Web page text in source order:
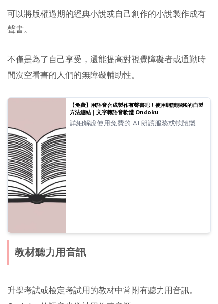
可以將版權過期的經典小說或自己創作的小說製作成有
聲書。
不僅是為了自己享受，還能提高對視覺障礙者或通勤時
間沒空看書的人們的無障礙輔助性。
【免費】用語音合成製作有聲書吧！使用朗讀服務的自製
方法總結｜文字轉語音軟體 Ondoku
詳細解說使用免費的 AI 朗讀服務或軟體製作
教材聽力用音訊
升學考試或檢定考試用的教材中常附有聽力用音訊。